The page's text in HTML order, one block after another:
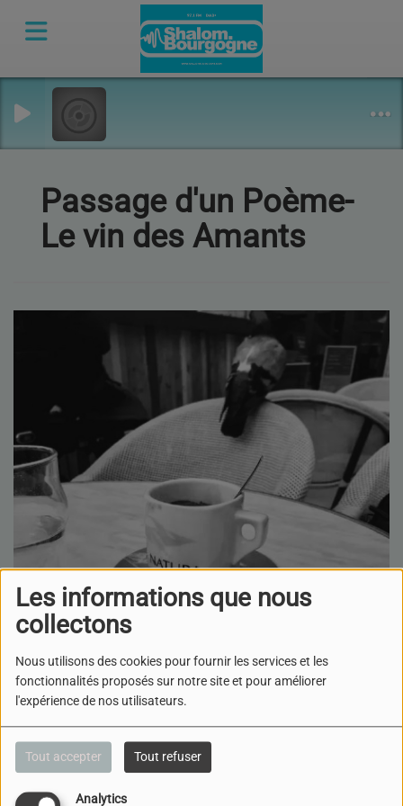
Les informations que nous
collectons
Nous utilisons des cookies pour fournir les services et les
fonctionnalités proposés sur notre site et pour améliorer
l'expérience de nos utilisateurs.
Tout accepter Tout refuser
Analytics
Passage d'un Poème-
Le vin des Amants